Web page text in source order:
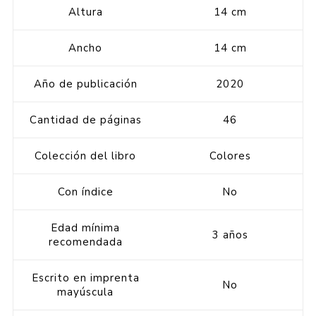
Altura 14 cm
Ancho 14 cm
Año de publicación 2020
Cantidad de páginas 46
Colección del libro Colores
Con índice No
Edad mínima
recomendada
3 años
Escrito en imprenta
mayúscula
No